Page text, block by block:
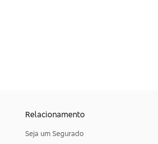
Relacionamento
Seja um Segurado